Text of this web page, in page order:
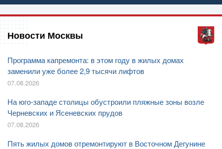
Новости Москвы
Программа капремонта: в этом году в жилых домах
заменили уже более 2,9 тысячи лифтов
07.08.2026
На юго-западе столицы обустроили пляжные зоны возле
Черневских и Ясеневских прудов
07.08.2026
Пять жилых домов отремонтируют в Восточном Дегунине